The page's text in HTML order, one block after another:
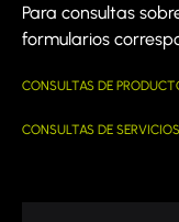
Para consultas
formularios
CONSULTAS DE
CONSULTAS DE SERVICIOS